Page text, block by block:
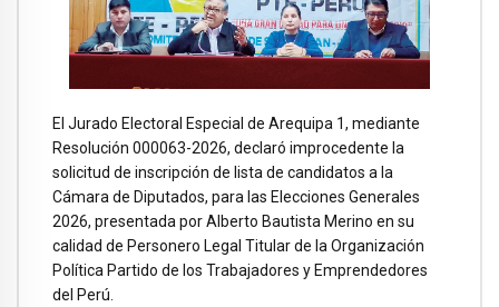
El Jurado Electoral Especial de Arequipa 1, mediante
Resolución 000063-2026, declaró improcedente la
solicitud de inscripción de lista de candidatos a la
Cámara de Diputados, para las Elecciones Generales
2026, presentada por Alberto Bautista Merino en su
calidad de Personero Legal Titular de la Organización
Política Partido de los Trabajadores y Emprendedores
del Perú.